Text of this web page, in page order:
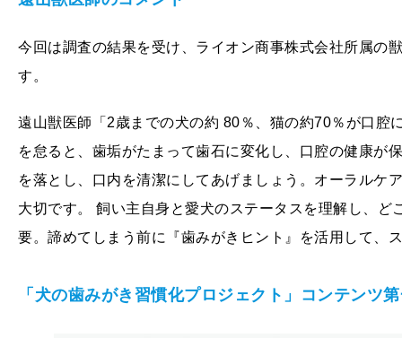
今回は調査の結果を受け、ライオン商事株式会社所属の
す。
遠山獣医師「2歳までの犬の約 80％、猫の約70％が口腔
を怠ると、歯垢がたまって歯石に変化し、口腔の健康が
を落とし、口内を清潔にしてあげましょう。オーラルケ
大切です。 飼い主自身と愛犬のステータスを理解し、
要。諦めてしまう前に『歯みがきヒント』を活用して、
「犬の歯みがき習慣化プロジェクト」コンテンツ